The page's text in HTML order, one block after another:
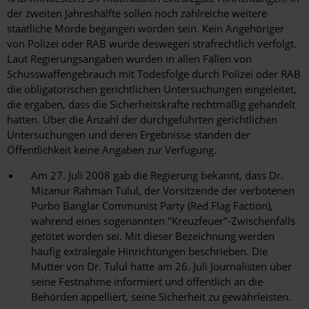
der zweiten Jahreshälfte sollen noch zahlreiche weitere
staatliche Morde begangen worden sein. Kein Angehöriger
von Polizei oder RAB wurde deswegen strafrechtlich verfolgt.
Laut Regierungsangaben wurden in allen Fällen von
Schusswaffengebrauch mit Todesfolge durch Polizei oder RAB
die obligatorischen gerichtlichen Untersuchungen eingeleitet,
die ergaben, dass die Sicherheitskräfte rechtmäßig gehandelt
hatten. Über die Anzahl der durchgeführten gerichtlichen
Untersuchungen und deren Ergebnisse standen der
Öffentlichkeit keine Angaben zur Verfügung.
Am 27. Juli 2008 gab die Regierung bekannt, dass Dr.
Mizanur Rahman Tulul, der Vorsitzende der verbotenen
Purbo Banglar Communist Party (Red Flag Faction),
während eines sogenannten "Kreuzfeuer"-Zwischenfalls
getötet worden sei. Mit dieser Bezeichnung werden
häufig extralegale Hinrichtungen beschrieben. Die
Mutter von Dr. Tulul hatte am 26. Juli Journalisten über
seine Festnahme informiert und öffentlich an die
Behörden appelliert, seine Sicherheit zu gewährleisten.